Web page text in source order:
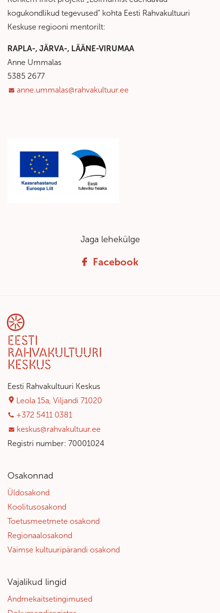
kogukondlikud tegevused“ kohta Eesti Rahvakultuuri
Keskuse regiooni mentorilt:
RAPLA-, JÄRVA-, LÄÄNE-VIRUMAA
Anne Ummalas
5385 2677
anne.ummalas@rahvakultuur.ee
Jaga lehekülge
Facebook
Eesti Rahvakultuuri Keskus
Leola 15a, Viljandi 71020
+372 5411 0381
keskus@rahvakultuur.ee
Registri number: 70001024
Osakonnad
Üldosakond
Koolitusosakond
Toetusmeetmete osakond
Regionaalosakond
Vaimse kultuuripärandi osakond
Vajalikud lingid
Andmekaitsetingimused